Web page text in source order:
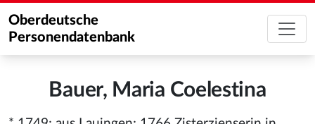
Oberdeutsche
Personendatenbank
Bauer, Maria Coelestina